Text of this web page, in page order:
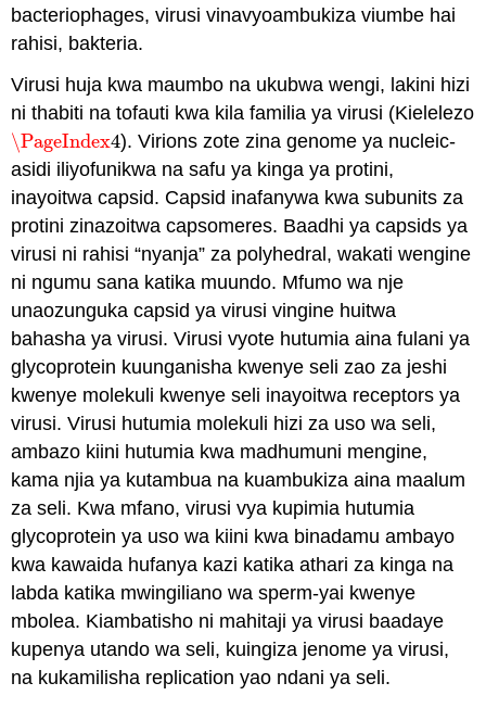
bacteriophages, virusi vinavyoambukiza viumbe hai
rahisi, bakteria.
Virusi huja kwa maumbo na ukubwa wengi, lakini hizi
ni thabiti na tofauti kwa kila familia ya virusi (Kielelezo
\PageIndex4
\PageIndex4). Virions zote zina genome ya nucleic-
asidi iliyofunikwa na safu ya kinga ya protini,
inayoitwa capsid. Capsid inafanywa kwa subunits za
protini zinazoitwa capsomeres. Baadhi ya capsids ya
virusi ni rahisi “nyanja” za polyhedral, wakati wengine
ni ngumu sana katika muundo. Mfumo wa nje
unaozunguka capsid ya virusi vingine huitwa
bahasha ya virusi. Virusi vyote hutumia aina fulani ya
glycoprotein kuunganisha kwenye seli zao za jeshi
kwenye molekuli kwenye seli inayoitwa receptors ya
virusi. Virusi hutumia molekuli hizi za uso wa seli,
ambazo kiini hutumia kwa madhumuni mengine,
kama njia ya kutambua na kuambukiza aina maalum
za seli. Kwa mfano, virusi vya kupimia hutumia
glycoprotein ya uso wa kiini kwa binadamu ambayo
kwa kawaida hufanya kazi katika athari za kinga na
labda katika mwingiliano wa sperm-yai kwenye
mbolea. Kiambatisho ni mahitaji ya virusi baadaye
kupenya utando wa seli, kuingiza jenome ya virusi,
na kukamilisha replication yao ndani ya seli.